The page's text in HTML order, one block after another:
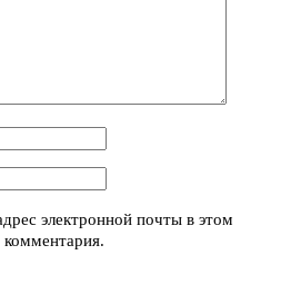
электронной почты в этом